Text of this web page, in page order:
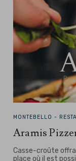
MONTEBELLO -
Aramis
Casse-croûte
place où il est